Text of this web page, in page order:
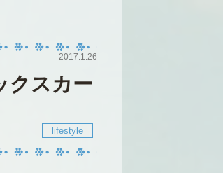
2017.1.26
クスカー
lifestyle